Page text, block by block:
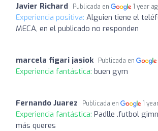
Javier Richard Publicada en 1 year
Experiencia positiva: Alguien tiene el
MECA, en el publicado no responden
marcela figari jasiok Publicada en
Experiencia fantástica: buen gym
Fernando Juarez Publicada en 1
Experiencia fantástica: Padlle .futbol
más queres